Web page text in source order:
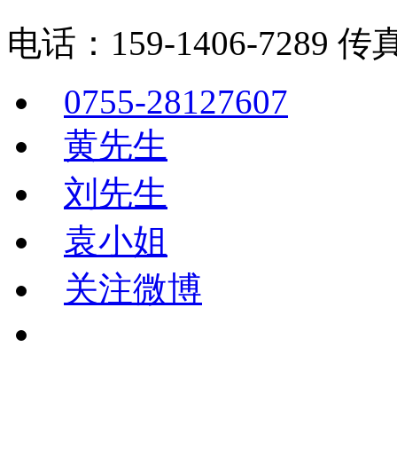
电话：159-1406-7289 传
0755-28127607
黄先生
刘先生
袁小姐
关注微博